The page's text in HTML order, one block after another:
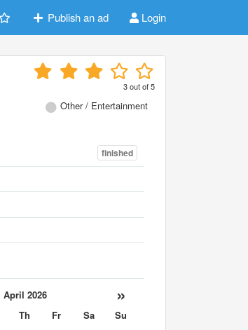
Publish an ad Login
3out of5
Other / Entertainment
finished
April 2026 »
Th Fr Sa
Su